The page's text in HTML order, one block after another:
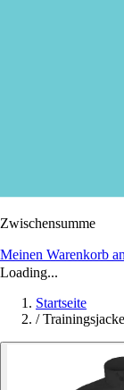
Zwischensumme
Meinen Warenkorb
Loading...
Startseite
/